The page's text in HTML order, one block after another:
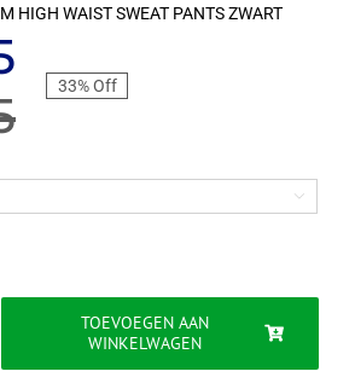
HIGH WAIST SWEAT PANTS ZWART
33% Off

TOEVOEGEN AAN
WINKELWAGEN